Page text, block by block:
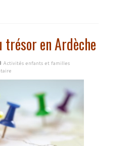
trésor en Ardèche
Activités enfants et familles